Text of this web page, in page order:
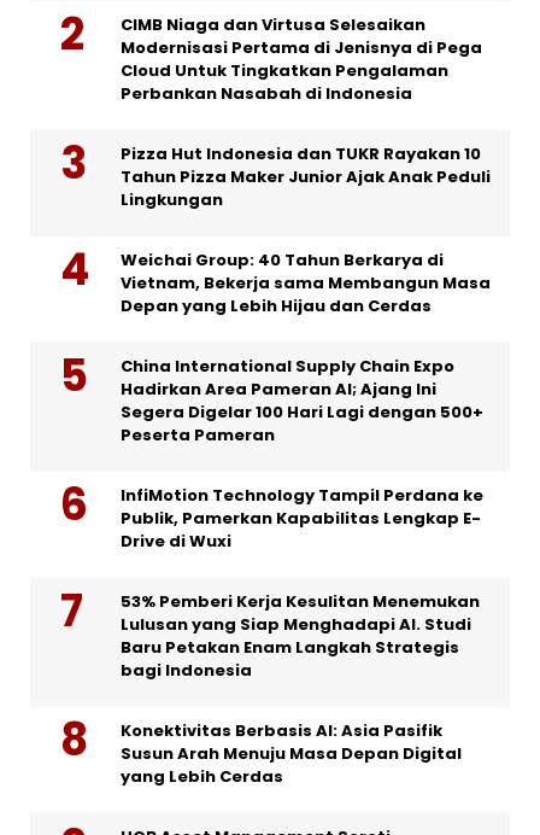
CIMB Niaga dan Virtusa Selesaikan
Modernisasi Pertama di Jenisnya di Pega
Cloud Untuk Tingkatkan Pengalaman
Perbankan Nasabah di Indonesia
Pizza Hut Indonesia dan TUKR Rayakan 10
Tahun Pizza Maker Junior Ajak Anak Peduli
Lingkungan
Weichai Group: 40 Tahun Berkarya di
Vietnam, Bekerja sama Membangun Masa
Depan yang Lebih Hijau dan Cerdas
China International Supply Chain Expo
Hadirkan Area Pameran AI; Ajang Ini
Segera Digelar 100 Hari Lagi dengan 500+
Peserta Pameran
InfiMotion Technology Tampil Perdana ke
Publik, Pamerkan Kapabilitas Lengkap E-
Drive di Wuxi
53% Pemberi Kerja Kesulitan Menemukan
Lulusan yang Siap Menghadapi AI. Studi
Baru Petakan Enam Langkah Strategis
bagi Indonesia
Konektivitas Berbasis AI: Asia Pasifik
Susun Arah Menuju Masa Depan Digital
yang Lebih Cerdas